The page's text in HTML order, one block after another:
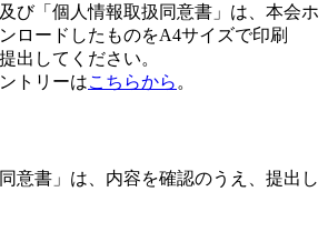
び「個人情報取扱同意書」は、本会ホ
ロードしたものをA4サイズで印刷
出してください。
トリーはこちらから 。
書」は、内容を確認のうえ、提出し